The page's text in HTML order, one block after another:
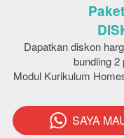
Dapatkan diskon
bundling
Modul Kurikulum
` SAYA